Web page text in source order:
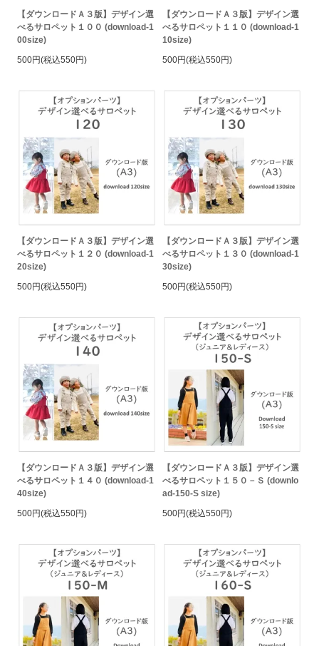
【ダウンロードＡ３版】デザイン選
べるサロペット１００ (download-1
00size)
500円(税込550円)
【ダウンロードＡ３版】デザイン選
べるサロペット１１０ (download-1
10size)
500円(税込550円)
【ダウンロードＡ３版】デザイン選
べるサロペット１２０ (download-1
20size)
500円(税込550円)
【ダウンロードＡ３版】デザイン選
べるサロペット１３０ (download-1
30size)
500円(税込550円)
【ダウンロードＡ３版】デザイン選
べるサロペット１４０ (download-1
40size)
500円(税込550円)
【ダウンロードＡ３版】デザイン選
べるサロペット１５０－Ｓ (downlo
ad-150-S size)
500円(税込550円)